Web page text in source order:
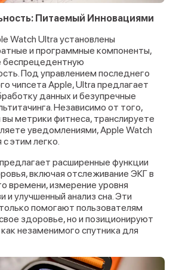
Питаемый Инновациями
Watch Ultra установлены
и программные компоненты,
Под управлением последнего
чипсета Apple, Ultra предлагает
данных и безупречные
Независимо от того,
метрики фитнеса, транслируете
уведомлениями, Apple Watch
этим легко.
расширенные функции
включая отслеживание ЭКГ в
времени, измерение уровня
и улучшенный анализ сна. Эти
помогают пользователям
здоровье, но и позиционируют
незаменимого спутника для